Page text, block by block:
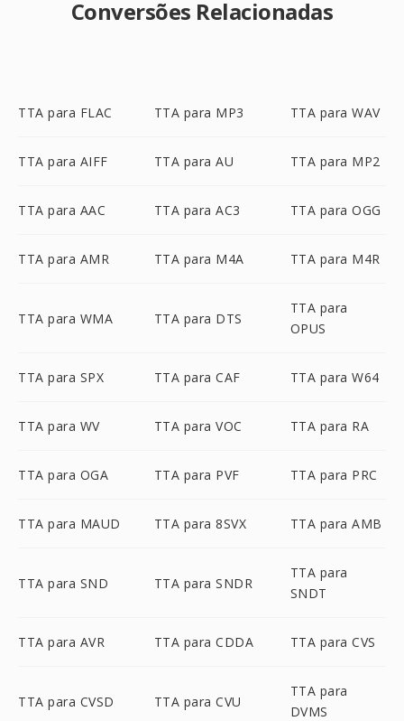
Conversões Relacionadas
TTA para FLAC TTA para MP3 TTA para WAV
TTA para AIFF TTA para AU TTA para MP2
TTA para AAC TTA para AC3 TTA para OGG
TTA para AMR TTA para M4A TTA para M4R
TTA para WMA TTA para DTS
TTA para
OPUS
TTA para SPX TTA para CAF TTA para W64
TTA para WV TTA para VOC TTA para RA
TTA para OGA TTA para PVF TTA para PRC
TTA para MAUD TTA para 8SVX TTA para AMB
TTA para SND TTA para SNDR
TTA para
SNDT
TTA para AVR TTA para CDDA TTA para CVS
TTA para CVSD TTA para CVU
TTA para
DVMS